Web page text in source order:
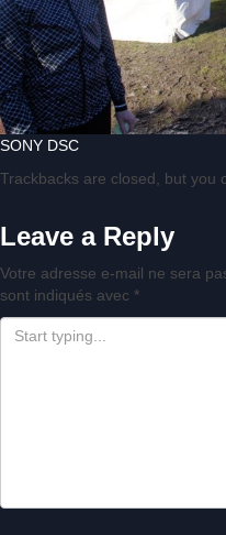
SONY DSC
Trackbacks are closed, but you
Leave a Reply
Votre adresse e-mail ne sera
sont indiqués avec *